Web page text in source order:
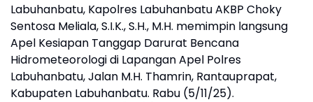
Labuhanbatu, Kapolres Labuhanbatu AKBP Choky
Sentosa Meliala, S.I.K., S.H., M.H. memimpin langsung
Apel Kesiapan Tanggap Darurat Bencana
Hidrometeorologi di Lapangan Apel Polres
Labuhanbatu, Jalan M.H. Thamrin, Rantauprapat,
Kabupaten Labuhanbatu. Rabu (5/11/25).